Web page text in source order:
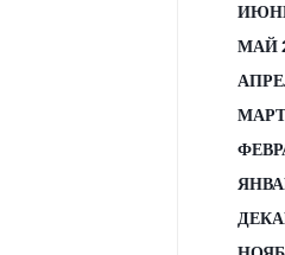
МАЙ
МАРТ